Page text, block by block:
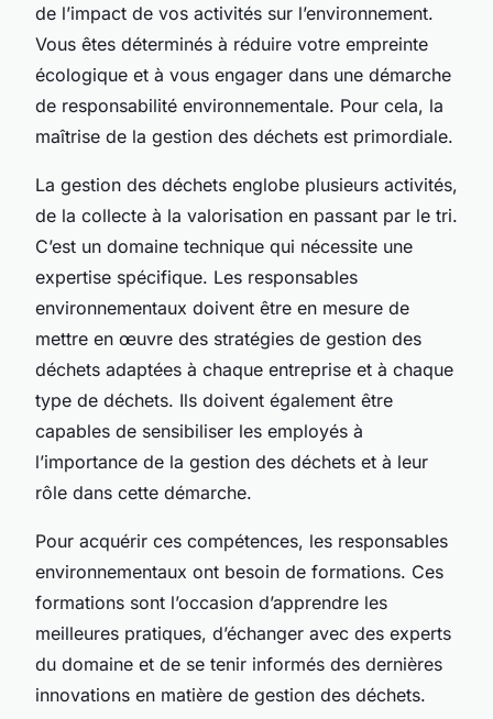
de l’impact de vos activités sur l’environnement.
Vous êtes déterminés à réduire votre empreinte
écologique et à vous engager dans une démarche
de responsabilité environnementale. Pour cela, la
maîtrise de la gestion des déchets est primordiale.
La gestion des déchets englobe plusieurs activités,
de la collecte à la valorisation en passant par le tri.
C’est un domaine technique qui nécessite une
expertise spécifique. Les responsables
environnementaux doivent être en mesure de
mettre en œuvre des stratégies de gestion des
déchets adaptées à chaque entreprise et à chaque
type de déchets. Ils doivent également être
capables de sensibiliser les employés à
l’importance de la gestion des déchets et à leur
rôle dans cette démarche.
Pour acquérir ces compétences, les responsables
environnementaux ont besoin de formations. Ces
formations sont l’occasion d’apprendre les
meilleures pratiques, d’échanger avec des experts
du domaine et de se tenir informés des dernières
innovations en matière de gestion des déchets.